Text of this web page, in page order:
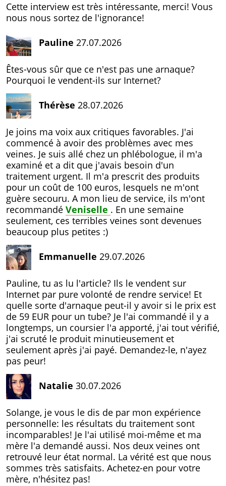
Cette interview est très intéressante, merci! Vous
nous nous sortez de l'ignorance!
Pauline 27.07.2026
Êtes-vous sûr que ce n'est pas une arnaque?
Pourquoi le vendent-ils sur Internet?
Thérèse 28.07.2026
Je joins ma voix aux critiques favorables. J'ai
commencé à avoir des problèmes avec mes
veines. Je suis allé chez un phlébologue, il m'a
examiné et a dit que j'avais besoin d'un
traitement urgent. Il m'a prescrit des produits
pour un coût de 100 euros, lesquels ne m'ont
guère secouru. A mon lieu de service, ils m'ont
recommandé Veniselle . En une semaine
seulement, ces terribles veines sont devenues
beaucoup plus petites :)
Emmanuelle 29.07.2026
Pauline, tu as lu l'article? Ils le vendent sur
Internet par pure volonté de rendre service! Et
quelle sorte d'arnaque peut-il y avoir si le prix est
de 59 EUR pour un tube? Je l'ai commandé il y a
longtemps, un coursier l'a apporté, j'ai tout vérifié,
j'ai scruté le produit minutieusement et
seulement après j'ai payé. Demandez-le, n'ayez
pas peur!
Natalie 30.07.2026
Solange, je vous le dis de par mon expérience
personnelle: les résultats du traitement sont
incomparables! Je l'ai utilisé moi-même et ma
mère l'a demandé aussi. Nos deux veines ont
retrouvé leur état normal. La vérité est que nous
sommes très satisfaits. Achetez-en pour votre
mère, n'hésitez pas!